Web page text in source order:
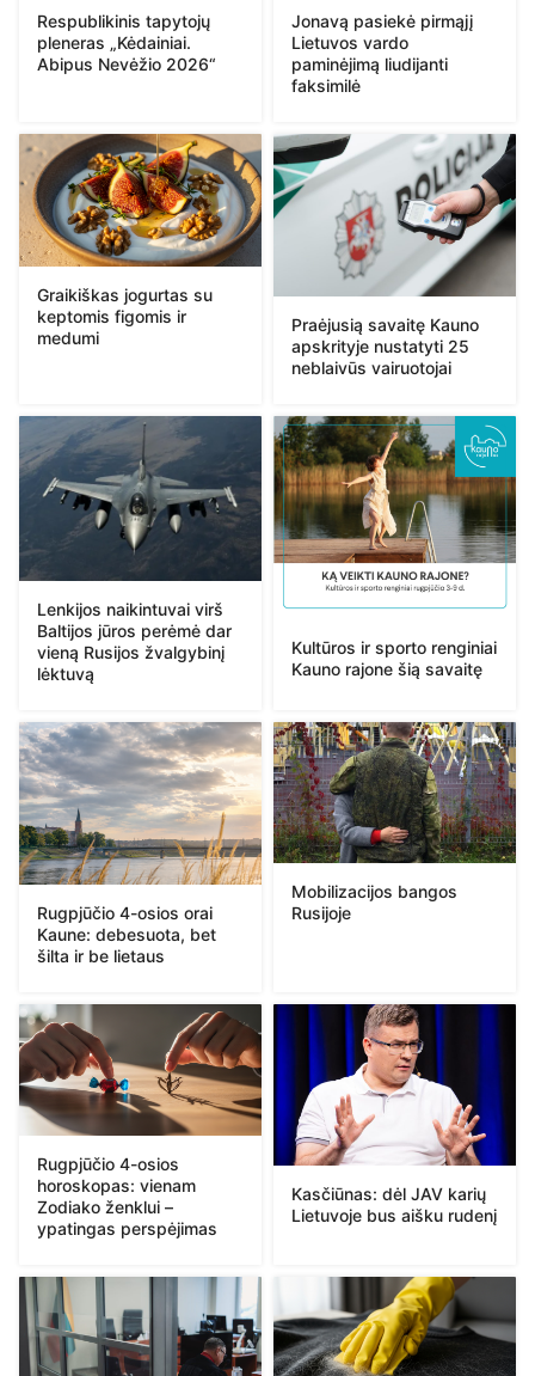
Respublikinis tapytojų
pleneras „Kėdainiai.
Abipus Nevėžio 2026“
Jonavą pasiekė pirmąjį
Lietuvos vardo
paminėjimą liudijanti
faksimilė
Graikiškas jogurtas su
keptomis figomis ir
medumi
Praėjusią savaitę Kauno
apskrityje nustatyti 25
neblaivūs vairuotojai
Lenkijos naikintuvai virš
Baltijos jūros perėmė dar
vieną Rusijos žvalgybinį
lėktuvą
Kultūros ir sporto renginiai
Kauno rajone šią savaitę
Rugpjūčio 4-osios orai
Kaune: debesuota, bet
šilta ir be lietaus
Mobilizacijos bangos
Rusijoje
Rugpjūčio 4-osios
horoskopas: vienam
Zodiako ženklui –
ypatingas perspėjimas
Kasčiūnas: dėl JAV karių
Lietuvoje bus aišku rudenį